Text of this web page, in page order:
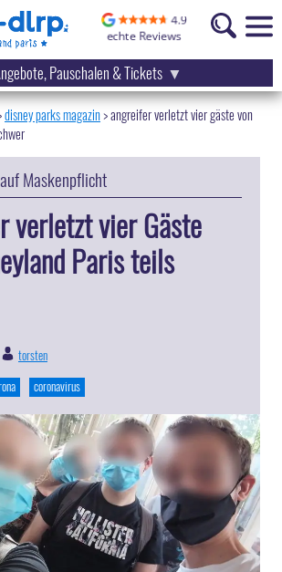
Pauschalen & Tickets
disney parks magazin>angreifer verletzt vier gäste von
Maskenpflicht
verletzt vier Gäste
Paris teils
torsten
coronavirus